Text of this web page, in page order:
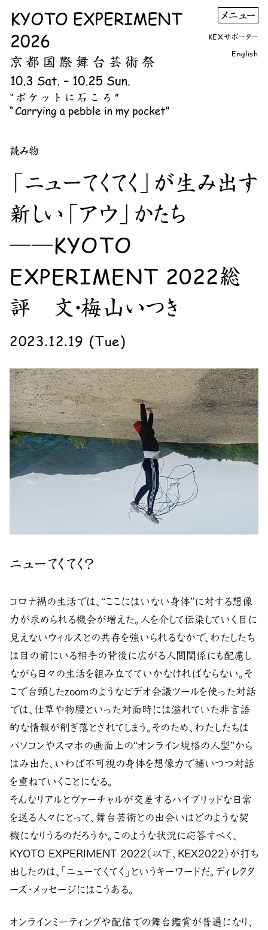
KEXサポーター
English
読み物
「ニューてくてく」が生み出す
新しい「アウ」かたち
――KYOTO
EXPERIMENT 2022総
評 文・梅山いつき
2023.12.19 (Tue)
ニューてくてく？
コロナ禍の生活では、“ここにはいない身体”に対する想像
力が求められる機会が増えた。人を介して伝染していく目に
見えないウィルスとの共存を強いられるなかで、わたしたち
は目の前にいる相手の背後に広がる人間関係にも配慮し
ながら日々の生活を組み立てていかなければならない。そ
こで台頭したzoomのようなビデオ会議ツールを使った対話
では、仕草や物腰といった対面時には溢れていた非言語
的な情報が削ぎ落とされてしまう。そのため、わたしたちは
パソコンやスマホの画面上の“オンライン規格の人型”から
はみ出た、いわば不可視の身体を想像力で補いつつ対話
を重ねていくことになる。
そんなリアルとヴァーチャルが交差するハイブリッドな日常
を送る人々にとって、舞台芸術との出会いはどのような契
機になりうるのだろうか。このような状況に応答すべく、
KYOTO EXPERIMENT 2022（以下、KEX2022）が打ち
出したのは、「ニューてくてく」というキーワードだ。ディレクタ
ーズ・メッセージにはこうある。
オンラインミーティングや配信での舞台鑑賞が普通になり、